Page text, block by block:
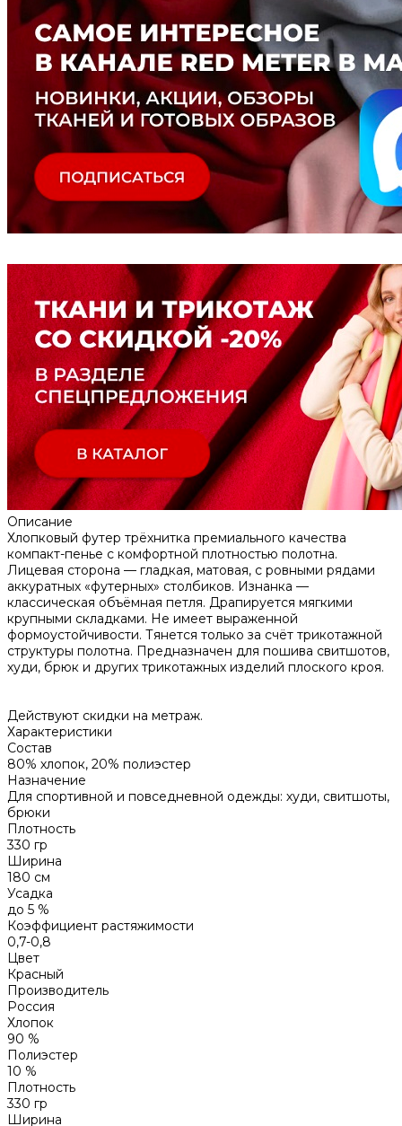
Описание
Хлопковый футер трёхнитка премиального качества
компакт-пенье с комфортной плотностью полотна.
Лицевая сторона — гладкая, матовая, с ровными рядами
аккуратных «футерных» столбиков. Изнанка —
классическая объёмная петля. Драпируется мягкими
крупными складками. Не имеет выраженной
формоустойчивости. Тянется только за счёт трикотажной
структуры полотна. Предназначен для пошива свитшотов,
худи, брюк и других трикотажных изделий плоского кроя.
Действуют скидки на метраж.
Характеристики
Состав
80% хлопок, 20% полиэстер
Назначение
Для спортивной и повседневной одежды: худи, свитшоты,
брюки
Плотность
330 гр
Ширина
180 см
Усадка
до 5 %
Коэффициент растяжимости
0,7-0,8
Цвет
Красный
Производитель
Россия
Хлопок
90 %
Полиэстер
10 %
Плотность
330 гр
Ширина